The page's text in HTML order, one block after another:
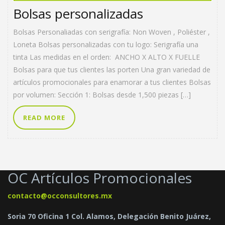
Bolsas personalizadas
Bolsas Personaliadas con serigrafía: Non Woven , Poliéster ,
Loneta Bolsas personalizadas con tu logo: Serigrafía una
tinta Las medidas en el orden: ANCHO X ALTO X FUELLE
Bolsas para que tus clientes las porten Una gran variedad de
artículos promocionales para enamorar a tus clientes Bolsas
por volumen: Sección 1: Bolsas desde 1,500 piezas […]
READ MORE
OC Artículos Promocionales
contacto@occonsultores.mx
Soria 70 Oficina 1 Col. Alamos, Delegación Benito Juárez,